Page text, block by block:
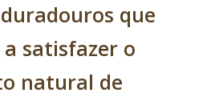
que
satisfazer o
natural de